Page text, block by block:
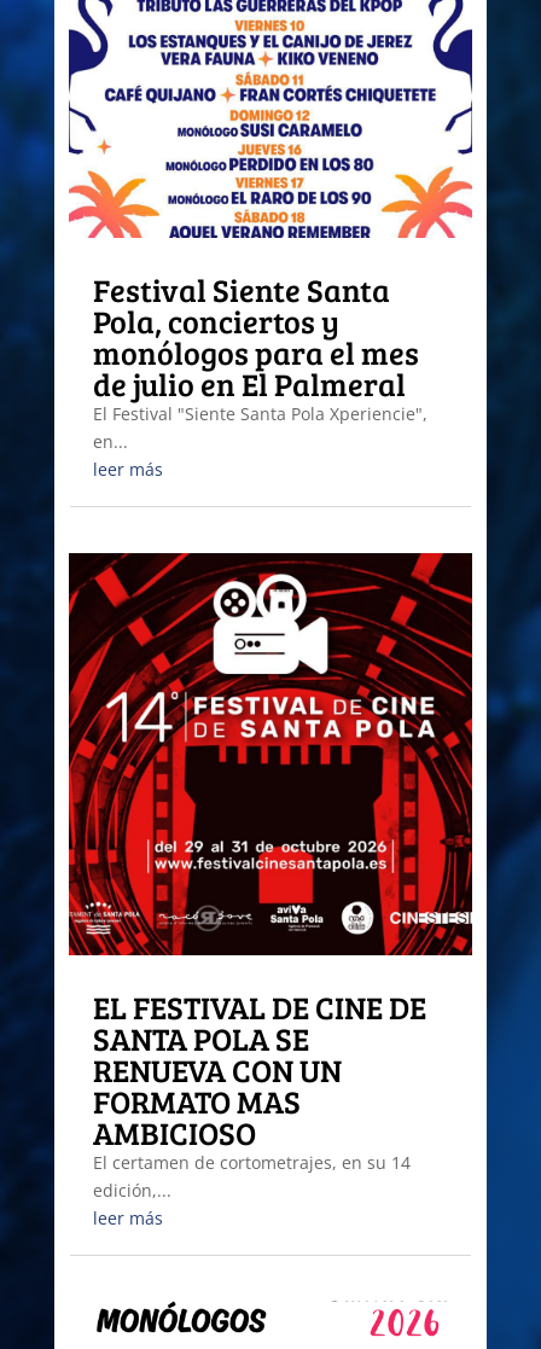
Festival Siente Santa
Pola, conciertos y
monólogos para el mes
de julio en El Palmeral
El Festival "Siente Santa Pola Xperiencie",
en...
leer más
EL FESTIVAL DE CINE DE
SANTA POLA SE
RENUEVA CON UN
FORMATO MAS
AMBICIOSO
El certamen de cortometrajes, en su 14
edición,...
leer más